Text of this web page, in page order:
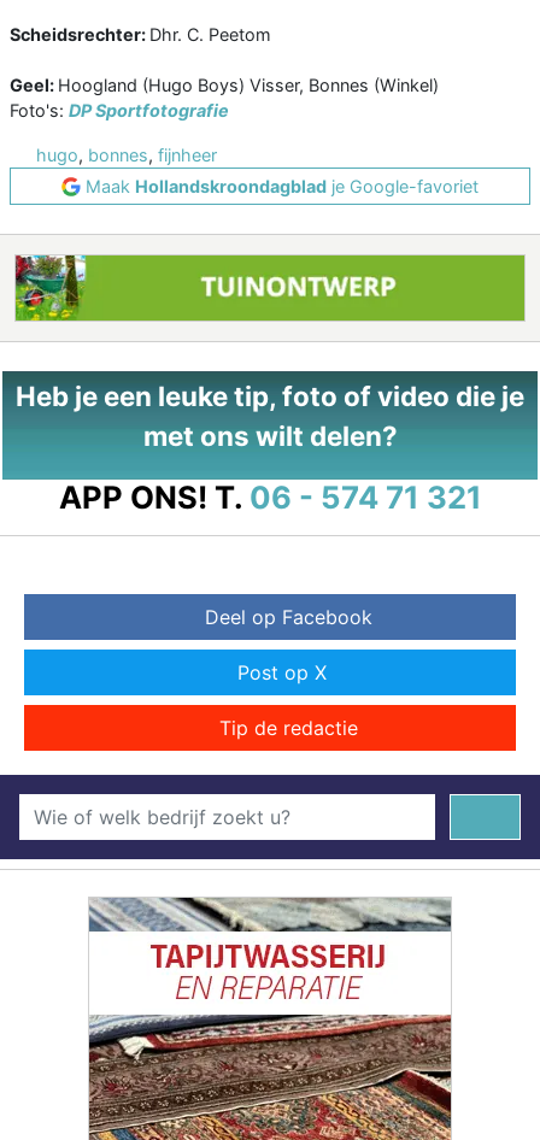
Scheidsrechter: Dhr. C. Peetom
Geel: Hoogland (Hugo Boys) Visser, Bonnes (Winkel)
Foto's: DP Sportfotografie
hugo, bonnes, fijnheer
Maak Hollandskroondagblad je Google-favoriet
Heb je een leuke tip, foto of video die je
met ons wilt delen?
APP ONS! T. 06 - 574 71 321
Deel op Facebook
Post op X
Tip de redactie